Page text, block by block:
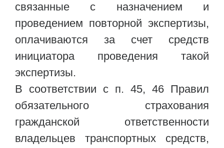
связанные с назначением и
проведением повторной экспертизы,
оплачиваются за счет средств
инициатора проведения такой
экспертизы.
В соответствии с п. 45, 46 Правил
обязательного страхования
гражданской ответственности
владельцев транспортных средств,